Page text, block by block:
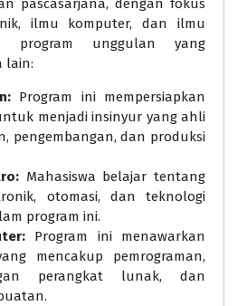
pascasarjana, dengan fokus
ilmu komputer, dan ilmu
program unggulan yang
lain:
Program ini mempersiapkan
menjadi insinyur yang ahli
pengembangan, dan produksi
Mahasiswa belajar tentang
otomasi, dan teknologi
program ini.
Program ini menawarkan
mencakup pemrograman,
perangkat lunak, dan